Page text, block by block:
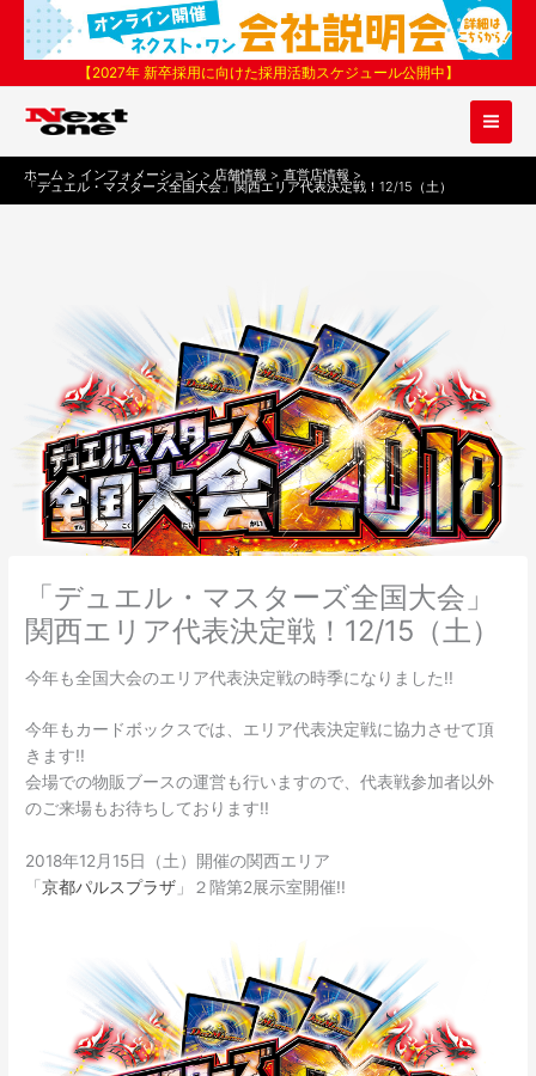
ス
【2027年 新卒採用に向けた採用活動スケジュール公開中】
ホーム インフォメーション 店舗情報 直営店情報
「デュエル・マスターズ全国大会」関西エリア代表決定戦！12/15（土）
「デュエル・マスターズ全国大会」
関西エリア代表決定戦！12/15（土）
今年も全国大会のエリア代表決定戦の時季になりました!!
今年もカードボックスでは、エリア代表決定戦に協力させて頂
きます!!
会場での物販ブースの運営も行いますので、代表戦参加者以外
のご来場もお待ちしております!!
2018年12月15日（土）開催の関西エリア
「京都パルスプラザ 」２階第2展示室開催!!